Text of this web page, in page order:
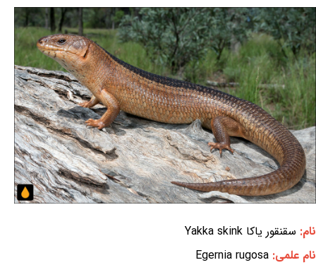
نام: سقنقور یاکا Yakka skink
نام علمی: Egernia rugosa